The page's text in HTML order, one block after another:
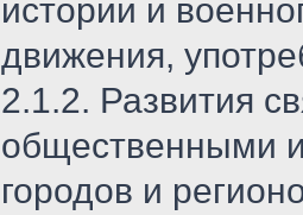
истории и
движения,
2.1.2. Развития
общественными
городов и